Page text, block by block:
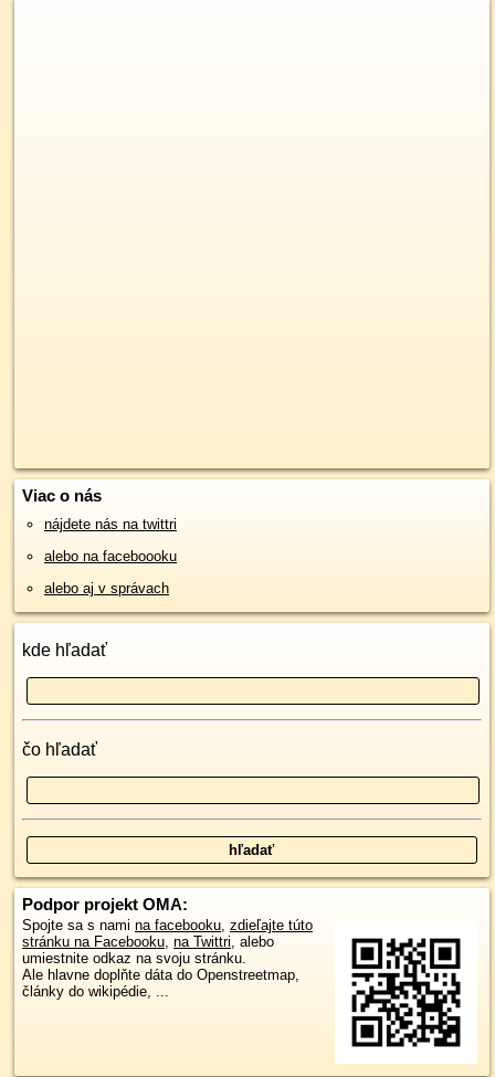
Viac o nás
nájdete nás na twittri
alebo na faceboooku
alebo aj v správach
kde hľadať
čo hľadať
Podpor projekt OMA:
Spojte sa s nami na facebooku, zdieľajte túto
stránku na Facebooku, na Twittri, alebo
umiestnite odkaz na svoju stránku.
Ale hlavne doplňte dáta do Openstreetmap,
články do wikipédie, ...